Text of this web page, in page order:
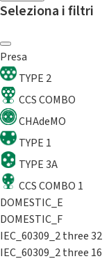
Seleziona i filtri
Presa
TYPE 2
CCS COMBO
CHAdeMO
TYPE 1
TYPE 3A
CCS COMBO 1
DOMESTIC_E
DOMESTIC_F
IEC_60309_2 three 32
IEC_60309_2 three 16